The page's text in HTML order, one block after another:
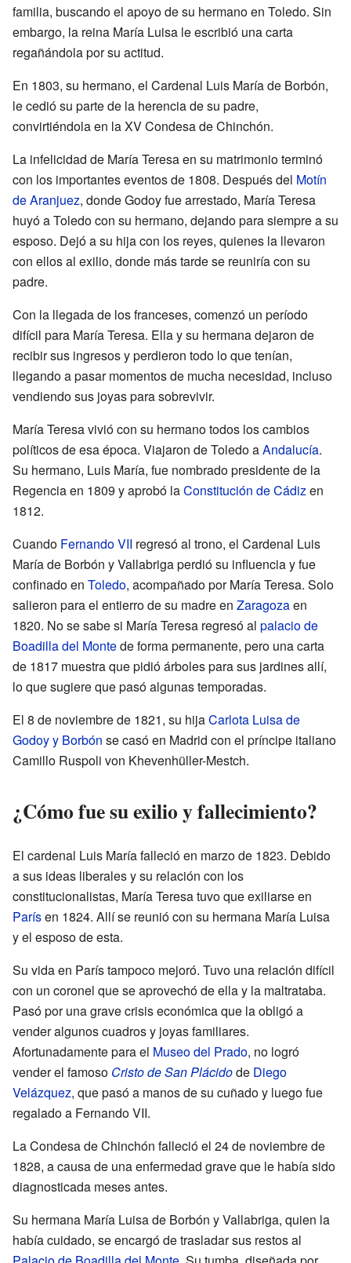
familia, buscando el apoyo de su hermano en Toledo. Sin
embargo, la reina María Luisa le escribió una carta
regañándola por su actitud.
En 1803, su hermano, el Cardenal Luis María de Borbón,
le cedió su parte de la herencia de su padre,
convirtiéndola en la XV Condesa de Chinchón.
La infelicidad de María Teresa en su matrimonio terminó
con los importantes eventos de 1808. Después del Motín
de Aranjuez, donde Godoy fue arrestado, María Teresa
huyó a Toledo con su hermano, dejando para siempre a su
esposo. Dejó a su hija con los reyes, quienes la llevaron
con ellos al exilio, donde más tarde se reuniría con su
padre.
Con la llegada de los franceses, comenzó un período
difícil para María Teresa. Ella y su hermana dejaron de
recibir sus ingresos y perdieron todo lo que tenían,
llegando a pasar momentos de mucha necesidad, incluso
vendiendo sus joyas para sobrevivir.
María Teresa vivió con su hermano todos los cambios
políticos de esa época. Viajaron de Toledo aAndalucía.
Su hermano, Luis María, fue nombrado presidente de la
Regencia en 1809 y aprobó laConstitución de Cádizen
1812.
Cuando Fernando VII regresó al trono, el Cardenal Luis
María de Borbón y Vallabriga perdió su influencia y fue
confinado en Toledo, acompañado por María Teresa. Solo
salieron para el entierro de su madre en Zaragozaen
1820. No se sabe si María Teresa regresó al palacio de
Boadilla del Montede forma permanente, pero una carta
de 1817 muestra que pidió árboles para sus jardines allí,
lo que sugiere que pasó algunas temporadas.
El 8 de noviembre de 1821, su hijaCarlota Luisa de
Godoy y Borbón se casó en Madrid con el príncipe italiano
Camillo Ruspoli von Khevenhüller-Mestch.
¿Cómo fue su exilio y fallecimiento?
El cardenal Luis María falleció en marzo de 1823. Debido
a sus ideas liberales y su relación con los
constitucionalistas, María Teresa tuvo que exiliarse en
Parísen 1824. Allí se reunió con su hermana María Luisa
y el esposo de esta.
Su vida en París tampoco mejoró. Tuvo una relación difícil
con un coronel que se aprovechó de ella y la maltrataba.
Pasó por una grave crisis económica que la obligó a
vender algunos cuadros y joyas familiares.
Afortunadamente para el Museo del Prado, no logró
vender el famoso Cristo de San Plácidode Diego
Velázquez, que pasó a manos de su cuñado y luego fue
regalado a Fernando VII.
La Condesa de Chinchón falleció el 24 de noviembre de
1828, a causa de una enfermedad grave que le había sido
diagnosticada meses antes.
Su hermana María Luisa de Borbón y Vallabriga, quien la
había cuidado, se encargó de trasladar sus restos al